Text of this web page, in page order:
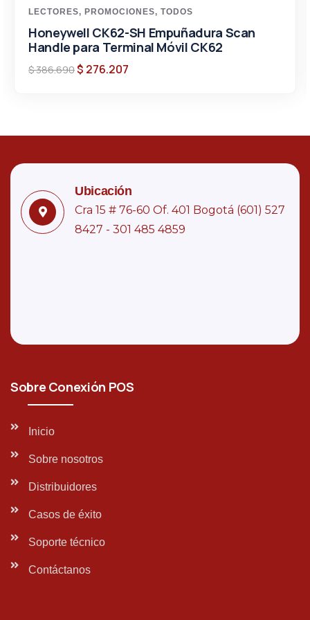
LECTORES, PROMOCIONES, TODOS
Honeywell CK62-SH Empuñadura Scan
Handle para Terminal Móvil CK62
$386.690$ 276.207
Ubicación
Cra 15 # 76-60 Of. 401 Bogotá (601) 527
8427 - 301 485 4859
Sobre Conexión POS
Inicio
Sobre nosotros
Distribuidores
Casos de éxito
Soporte técnico
Contáctanos